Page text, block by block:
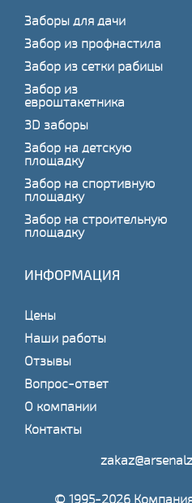
Заборы для дачи
Забор из профнастила
Забор из сетки рабицы
Забор из
евроштакетника
3D заборы
Забор на детскую
площадку
Забор на спортивную
площадку
Забор на строительную
площадку
ИНФОРМАЦИЯ
Цены
Наши работы
Отзывы
Вопрос-ответ
О компании
Контакты
© 1995-2026